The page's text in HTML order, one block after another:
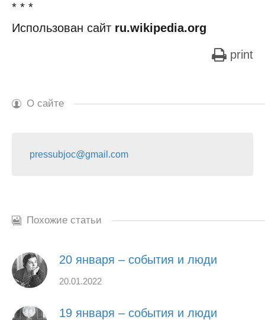
* * *
Использован сайт ru.wikipedia.org
print
О сайте
pressubjoc@gmail.com
Похожие статьи
20 января – события и люди
20.01.2022
19 января – события и люди